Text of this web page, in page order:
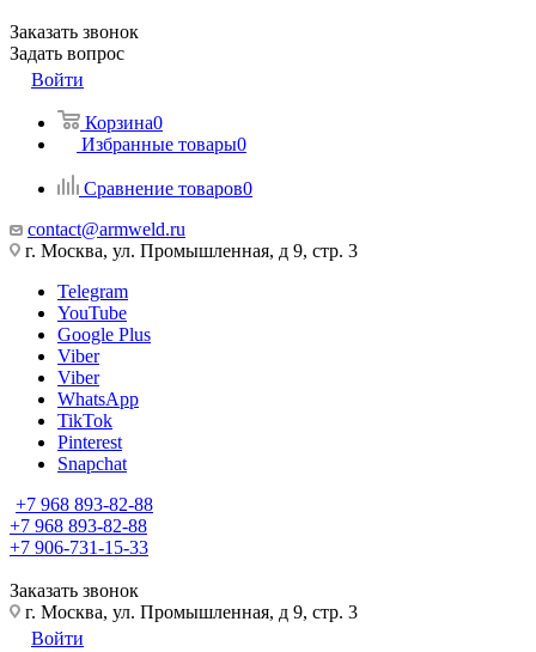
Заказать звонок
Задать вопрос
Войти
Корзина0
Избранные товары0
Сравнение товаров0
contact@armweld.ru
г. Москва, ул. Промышленная, д 9, стр. 3
Telegram
YouTube
Google Plus
Viber
Viber
WhatsApp
TikTok
Pinterest
Snapchat
+7 968 893-82-88
+7 968 893-82-88
+7 906-731-15-33
Заказать звонок
г. Москва, ул. Промышленная, д 9, стр. 3
Войти